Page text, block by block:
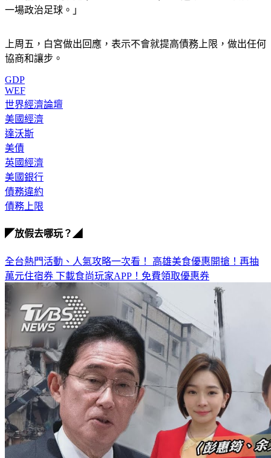
一場政治足球。」
上周五，白宮做出回應，表示不會就提高債務上限，做出任何
協商和讓步。
GDP
WEF
世界經濟論壇
美國經濟
達沃斯
美債
英國經濟
美國銀行
債務違約
債務上限
◤放假去哪玩？◢
全台熱門活動、人氣攻略一次看！ 高雄美食優惠開搶！再抽
萬元住宿券 下載食尚玩家APP！免費領取優惠券